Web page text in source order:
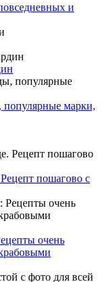
и
популярные марки,
пошагово с
очень